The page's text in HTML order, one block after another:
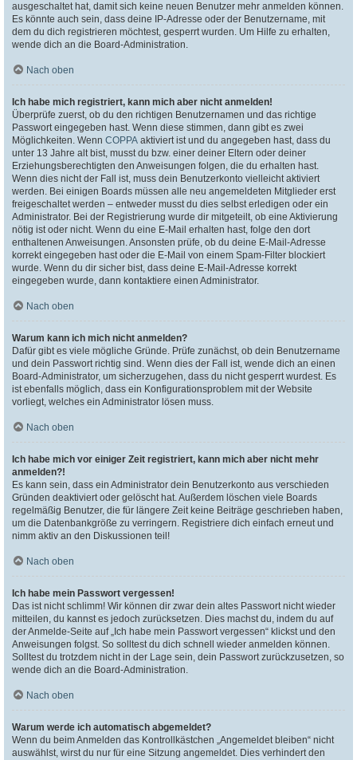
ausgeschaltet hat, damit sich keine neuen Benutzer mehr anmelden können.
Es könnte auch sein, dass deine IP-Adresse oder der Benutzername, mit
dem du dich registrieren möchtest, gesperrt wurden. Um Hilfe zu erhalten,
wende dich an die Board-Administration.
Nach oben
Ich habe mich registriert, kann mich aber nicht anmelden!
Überprüfe zuerst, ob du den richtigen Benutzernamen und das richtige
Passwort eingegeben hast. Wenn diese stimmen, dann gibt es zwei
Möglichkeiten. Wenn COPPA aktiviert ist und du angegeben hast, dass du
unter 13 Jahre alt bist, musst du bzw. einer deiner Eltern oder deiner
Erziehungsberechtigten den Anweisungen folgen, die du erhalten hast.
Wenn dies nicht der Fall ist, muss dein Benutzerkonto vielleicht aktiviert
werden. Bei einigen Boards müssen alle neu angemeldeten Mitglieder erst
freigeschaltet werden – entweder musst du dies selbst erledigen oder ein
Administrator. Bei der Registrierung wurde dir mitgeteilt, ob eine Aktivierung
nötig ist oder nicht. Wenn du eine E-Mail erhalten hast, folge den dort
enthaltenen Anweisungen. Ansonsten prüfe, ob du deine E-Mail-Adresse
korrekt eingegeben hast oder die E-Mail von einem Spam-Filter blockiert
wurde. Wenn du dir sicher bist, dass deine E-Mail-Adresse korrekt
eingegeben wurde, dann kontaktiere einen Administrator.
Nach oben
Warum kann ich mich nicht anmelden?
Dafür gibt es viele mögliche Gründe. Prüfe zunächst, ob dein Benutzername
und dein Passwort richtig sind. Wenn dies der Fall ist, wende dich an einen
Board-Administrator, um sicherzugehen, dass du nicht gesperrt wurdest. Es
ist ebenfalls möglich, dass ein Konfigurationsproblem mit der Website
vorliegt, welches ein Administrator lösen muss.
Nach oben
Ich habe mich vor einiger Zeit registriert, kann mich aber nicht mehr
anmelden?!
Es kann sein, dass ein Administrator dein Benutzerkonto aus verschieden
Gründen deaktiviert oder gelöscht hat. Außerdem löschen viele Boards
regelmäßig Benutzer, die für längere Zeit keine Beiträge geschrieben haben,
um die Datenbankgröße zu verringern. Registriere dich einfach erneut und
nimm aktiv an den Diskussionen teil!
Nach oben
Ich habe mein Passwort vergessen!
Das ist nicht schlimm! Wir können dir zwar dein altes Passwort nicht wieder
mitteilen, du kannst es jedoch zurücksetzen. Dies machst du, indem du auf
der Anmelde-Seite auf „Ich habe mein Passwort vergessen“ klickst und den
Anweisungen folgst. So solltest du dich schnell wieder anmelden können.
Solltest du trotzdem nicht in der Lage sein, dein Passwort zurückzusetzen, so
wende dich an die Board-Administration.
Nach oben
Warum werde ich automatisch abgemeldet?
Wenn du beim Anmelden das Kontrollkästchen „Angemeldet bleiben“ nicht
auswählst, wirst du nur für eine Sitzung angemeldet. Dies verhindert den